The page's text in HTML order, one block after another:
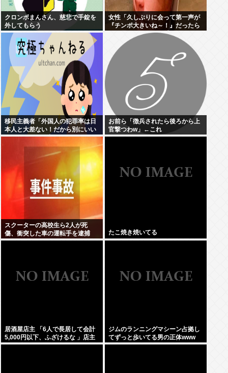
クロンボまんさん、慈悲で手錠を
外してもらう
女性「久しぶりに会って第一声が
『チンポ大きいね～！』だったら
どう思う？ おぱーい大きいねはそ
ういう事なんだよ。」
移民主義者「外国人の犯罪率は日
本人と大差ない！だから別にいい
だろ！」←いや良くないよね
お前ら「徴兵されたら後ろから上
官撃つわw」←これ
スクーターの高校生ら2人が死
傷、衝突した車の運転手を逮捕
たこ焼き焼いてる
居酒屋店主 「6人で長居して会計
5,000円以下、ふざけるな 」店主
ぶちギレでネットに晒されるwww
ジムのランニングマシーン占拠し
てずっと歩いてる男の正体www